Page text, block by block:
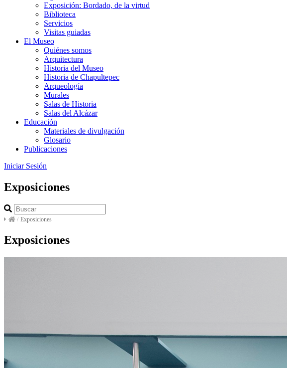
Exposición: Bordado, de la virtud
Biblioteca
Servicios
Visitas guiadas
El Museo
Quiénes somos
Arquitectura
Historia del Museo
Historia de Chapultepec
Arqueología
Murales
Salas de Historia
Salas del Alcázar
Educación
Materiales de divulgación
Glosario
Publicaciones
Iniciar Sesión
Exposiciones
/ Exposiciones
Exposiciones